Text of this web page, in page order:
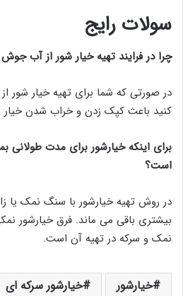
سولات رایج
چرا در فرایند تهیه خیار شور از آب
در صورتی که شما برای تهیه خیار شور
کنید باعث کپک زدن و خراب شدن
برای اینکه خیارشور برای مدت طولانی
است؟
در روش تهیه خیارشور با سنگ نمک یا
بیشتری باقی می ماند. فرق خیارشور
نمک و سرکه در تهیه آن است.
خیارشور خیارشور سرکه ای